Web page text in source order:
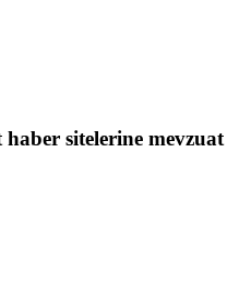
sitelerine mevzuat